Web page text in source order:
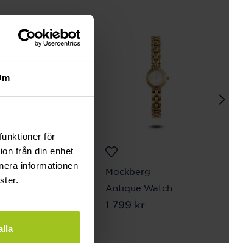
för
från din enhet
informationen
Rose
earrings -
Mockberg
Antique Watch
Pris:1 799 kr
1 799 kr